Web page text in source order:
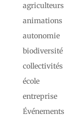
agriculteurs
animations
autonomie
biodiversité
collectivités
école
entreprise
Événements